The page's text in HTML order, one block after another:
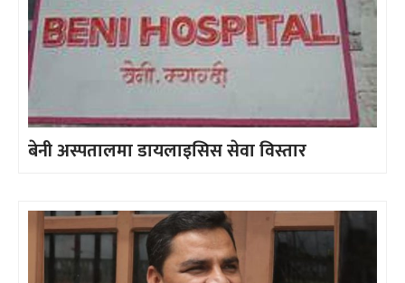
बेनी अस्पतालमा डायलाइसिस सेवा विस्तार